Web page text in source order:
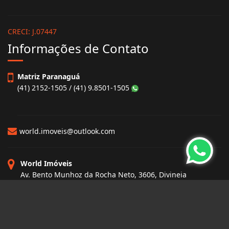
CRECI: J.07447
Informações de Contato
Matriz Paranaguá
(41) 2152-1505 / (41) 9.8501-1505
world.imoveis@outlook.com
World Imóveis
Av. Bento Munhoz da Rocha Neto, 3606, Divineia